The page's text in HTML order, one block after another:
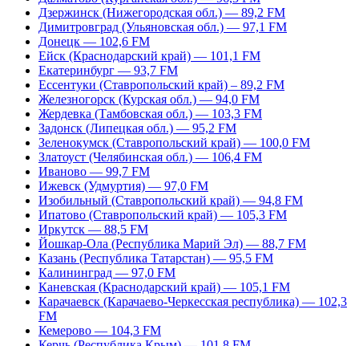
Дзержинск (Нижегородская обл.) — 89,2 FM
Димитровград (Ульяновская обл.) — 97,1 FM
Донецк — 102,6 FM
Ейск (Краснодарский край) — 101,1 FM
Екатеринбург — 93,7 FM
Ессентуки (Ставропольский край) – 89,2 FM
Железногорск (Курская обл.) — 94,0 FM
Жердевка (Тамбовская обл.) — 103,3 FM
Задонск (Липецкая обл.) — 95,2 FM
Зеленокумск (Ставропольский край) — 100,0 FM
Златоуст (Челябинская обл.) — 106,4 FM
Иваново — 99,7 FM
Ижевск (Удмуртия) — 97,0 FM
Изобильный (Ставропольский край) — 94,8 FM
Ипатово (Ставропольский край) — 105,3 FM
Иркутск — 88,5 FM
Йошкар-Ола (Республика Марий Эл) — 88,7 FM
Казань (Республика Татарстан) — 95,5 FM
Калининград — 97,0 FM
Каневская (Краснодарский край) — 105,1 FM
Карачаевск (Карачаево-Черкесская республика) — 102,3
FM
Кемерово — 104,3 FM